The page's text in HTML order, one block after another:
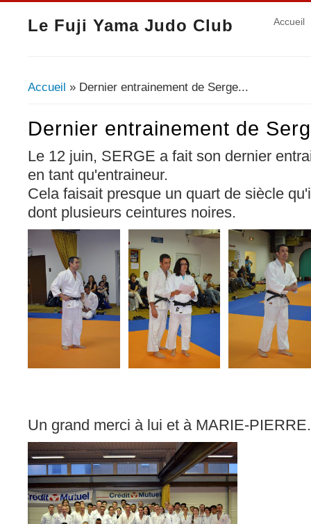
Le Fuji Yama Judo Club Accueil
Accueil » Dernier entrainement de Serge...
Dernier entrainement de
Le 12 juin, SERGE a fait son dernier
en tant qu'entraineur.
Cela faisait presque un quart de siècle
dont plusieurs ceintures noires.
Un grand merci à lui et à MARIE-